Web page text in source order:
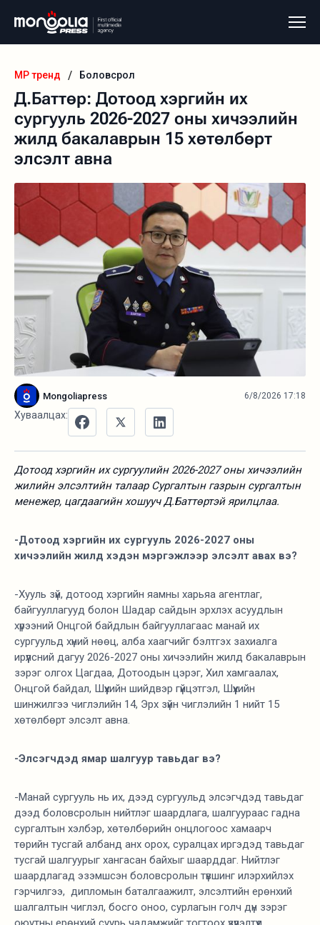
MP тренд / Боловсрол
Д.Баттөр: Дотоод хэргийн их
сургууль 2026-2027 оны хичээлийн
жилд бакалаврын 15 хөтөлбөрт
элсэлт авна
Mongoliapress 6/8/2026 17:18
Хуваалцах:
Дотоод хэргийн их сургуулийн 2026-2027 оны хичээлийн
жилийн элсэлтийн талаар Сургалтын газрын сургалтын
менежер, цагдаагийн хошууч Д.Баттөртэй ярилцлаа.
-Дотоод хэргийн их сургууль 2026-2027 оны
хичээлийн жилд хэдэн мэргэжлээр элсэлт авах вэ?
-Хууль зүй, дотоод хэргийн яамны харьяа агентлаг,
байгууллагууд болон Шадар сайдын эрхлэх асуудлын
хүрээний Онцгой байдлын байгууллагаас манай их
сургуульд хүний нөөц, алба хаагчийг бэлтгэх захиалга
ирүүлсний дагуу 2026-2027 оны хичээлийн жилд бакалаврын
зэрэг олгох Цагдаа, Дотоодын цэрэг, Хил хамгаалах,
Онцгой байдал, Шүүхийн шийдвэр гүйцэтгэл, Шүүхийн
шинжилгээ чиглэлийн 14, Эрх зүйн чиглэлийн 1 нийт 15
хөтөлбөрт элсэлт авна.
-Элсэгчдэд ямар шалгуур тавьдаг вэ?
-Манай сургууль нь их, дээд сургуульд элсэгчдэд тавьдаг
дээд боловсролын нийтлэг шаардлага, шалгуураас гадна
сургалтын хэлбэр, хөтөлбөрийн онцлогоос хамаарч
төрийн тусгай албанд анх орох, суралцах иргэдэд тавьдаг
тусгай шалгуурыг хангасан байхыг шаарддаг. Нийтлэг
шаардлагад эзэмшсэн боловсролын түвшинг илэрхийлэх
гэрчилгээ, дипломын баталгаажилт, элсэлтийн ерөнхий
шалгалтын чиглэл, босго оноо, сурлагын голч дүн зэрэг